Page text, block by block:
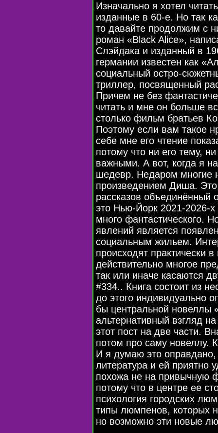
Изначально я хотел
изданные в 60-е. Но так
то давайте продолжим с
роман «Black Alice»,
Слэйдака и изданный в
германии известен как
социальный остро-
триллер, посвященный
Причем не без
читать и мне он больше
столько фильм братьев
Поэтому если вам такое
себе мне его чтение
потому что ни его тему,
важными. А вот, когда я
шедевр. Недаром многие
произведением Диша.
рассказов
это Нью-Йорк 2021-2026-х
много фантастического.
явлений является
социальным жильем.
происходят практически
действительно многое
так или иначе касаются
#334.. Книга состоит из
до этого индивидуально
бы центральной новеллы
альтернативный взгляд
этот пост на две части.
потом про саму новеллу.
И я думаю это оправдано,
литература и ей приятно
похожа не на привычную
потому что в центре ее
психология городских
типы люмпенов, которых
но возможно эти новые